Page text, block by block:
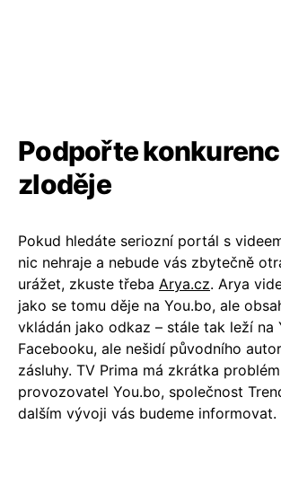
Podpořte
zloděje
Pokud hledáte seriozní portál s
nic nehraje a nebude vás zbytečně
urážet, zkuste třeba Arya.cz. Arya
jako se tomu děje na You.bo, ale
vkládán jako odkaz – stále tak leží na
Facebooku, ale nešidí původního
zásluhy. TV Prima má zkrátka
provozovatel You.bo, společnost
dalším vývoji vás budeme informovat.